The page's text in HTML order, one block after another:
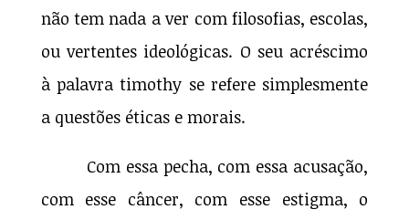
não tem nada a ver com filosofias, escolas,
ou vertentes ideológicas. O seu acréscimo
à palavra timothy se refere simplesmente
a questões éticas e morais.
Com essa pecha, com essa acusação,
com esse câncer, com esse estigma, o